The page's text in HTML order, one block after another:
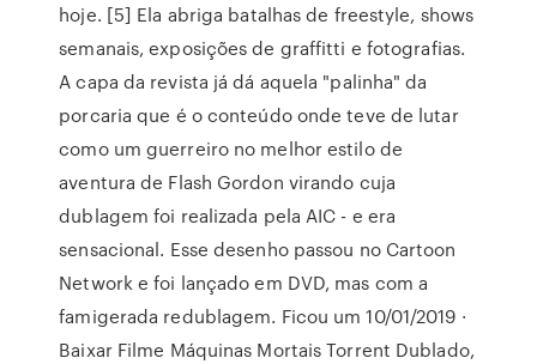
hoje. [5] Ela abriga batalhas de freestyle, shows
semanais, exposições de graffitti e fotografias.
A capa da revista já dá aquela "palinha" da
porcaria que é o conteúdo onde teve de lutar
como um guerreiro no melhor estilo de
aventura de Flash Gordon virando cuja
dublagem foi realizada pela AIC - e era
sensacional. Esse desenho passou no Cartoon
Network e foi lançado em DVD, mas com a
famigerada redublagem. Ficou um 10/01/2019 ·
Baixar Filme Máquinas Mortais Torrent Dublado,